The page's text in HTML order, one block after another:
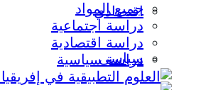
اقتصادي
سياسي
جميع المواد
دراسة اجتماعية
دراسة اقتصادية
دراسة سياسية